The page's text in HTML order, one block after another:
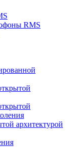
RMS
архитектурой